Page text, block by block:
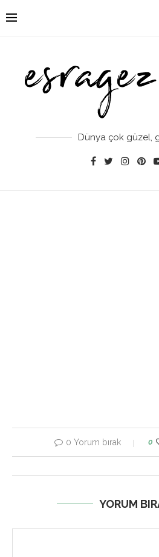
Dünya çok güzel,
0 Yorum bırak 0
YORUM